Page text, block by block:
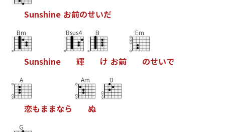
Sunshine お前のせいだ
Bm
Sunshine
Bsus4
輝
B
け お前
Em
のせいで
A
恋もままなら
Am
ぬ
D
G